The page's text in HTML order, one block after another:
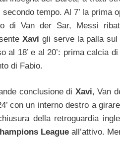
secondo tempo. Al 7’ la
di Van der Sar, Messi
Xavi gli serve la palla sul
al 18’ e al 20’: prima calcia
di Fabio.
conclusione di Xavi, Van
con un interno destro a
della retroguardia
League all’attivo.